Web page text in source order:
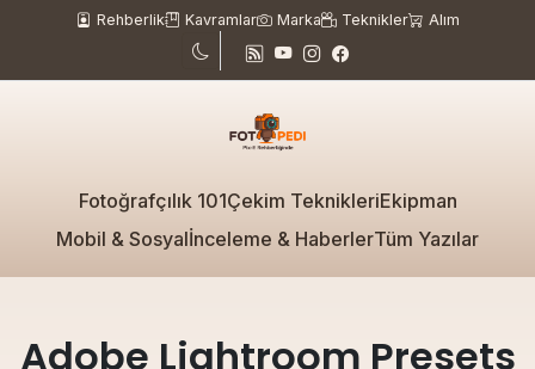
Rehberlik Kavramlar Marka Teknikler Alım
Fotoğrafçılık 101Çekim TeknikleriEkipman
Mobil & Sosyalİnceleme & HaberlerTüm Yazılar
Adobe Lightroom Presets